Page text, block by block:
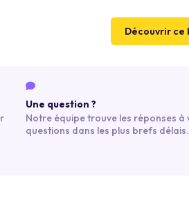
Découvrir ce
Une question ?
Notre équipe trouve les réponses à
questions dans les plus brefs délais.